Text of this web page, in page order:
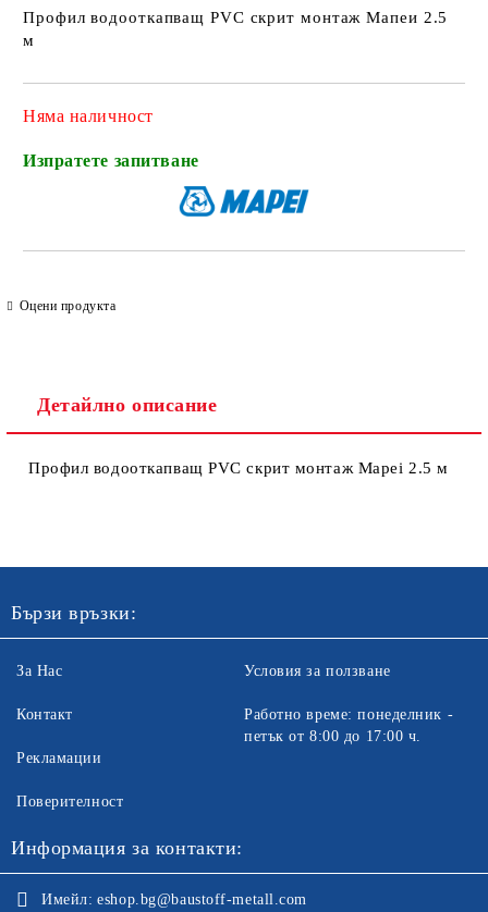
Профил водооткапващ PVC скрит монтаж Мапеи 2.5
м
Няма наличност
Изпратете запитване
Оцени продукта
Детайлно описание
Профил водооткапващ PVC скрит монтаж Mapei 2.5 м
Бързи връзки:
За Нас
Контакт
Рекламации
Поверителност
Условия за ползване
Работно време: понеделник -
петък от 8:00 до 17:00 ч.
Информация за контакти:
Имейл: eshop.bg@baustoff-metall.com